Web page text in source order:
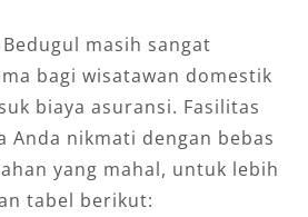
masih sangat
bagi wisatawan domestik
biaya asuransi. Fasilitas
Anda nikmati dengan bebas
yang mahal, untuk lebih
tabel berikut: